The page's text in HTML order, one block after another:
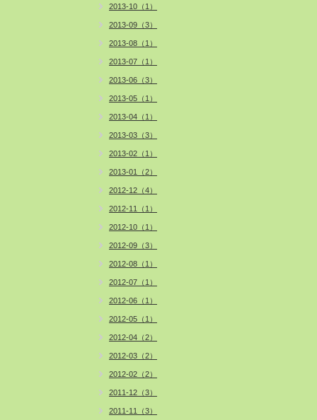
2013-10（1）
2013-09（3）
2013-08（1）
2013-07（1）
2013-06（3）
2013-05（1）
2013-04（1）
2013-03（3）
2013-02（1）
2013-01（2）
2012-12（4）
2012-11（1）
2012-10（1）
2012-09（3）
2012-08（1）
2012-07（1）
2012-06（1）
2012-05（1）
2012-04（2）
2012-03（2）
2012-02（2）
2011-12（3）
2011-11（3）